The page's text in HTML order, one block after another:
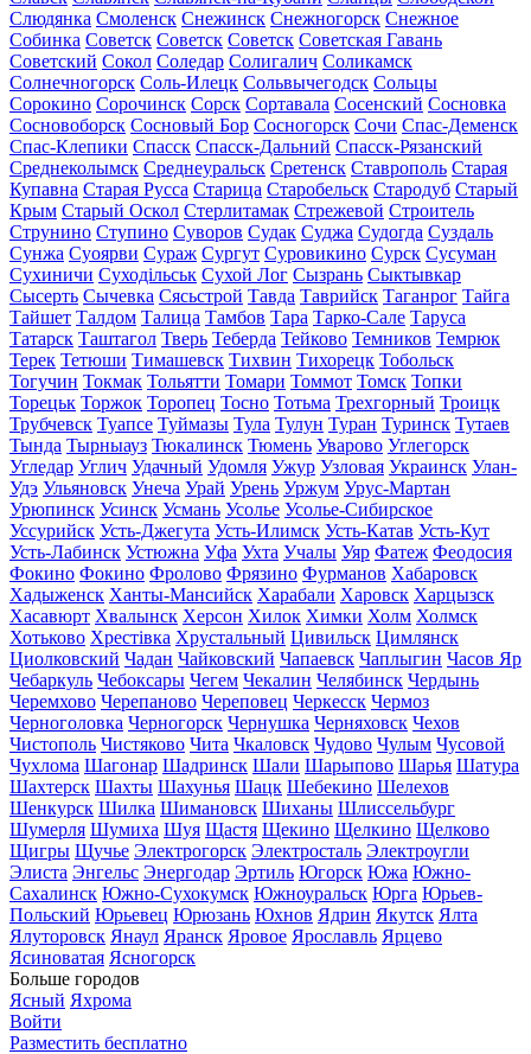
Слюдянка Смоленск Снежинск Снежногорск Снежное
Собинка Советск Советск Советск Советская Гавань
Советский Сокол Соледар Солигалич Соликамск
Солнечногорск Соль-Илецк Сольвычегодск Сольцы
Сорокино Сорочинск Сорск Сортавала Сосенский Сосновка
Сосновоборск Сосновый Бор Сосногорск Сочи Спас-Деменск
Спас-Клепики Спасск Спасск-Дальний Спасск-Рязанский
Среднеколымск Среднеуральск Сретенск Ставрополь Старая
Купавна Старая Русса Старица Старобельск Стародуб Старый
Крым Старый Оскол Стерлитамак Стрежевой Строитель
Струнино Ступино Суворов Судак Суджа Судогда Суздаль
Сунжа Суоярви Сураж Сургут Суровикино Сурск Сусуман
Сухиничи Суходільськ Сухой Лог Сызрань Сыктывкар
Сысерть Сычевка Сясьстрой Тавда Таврийск Таганрог Тайга
Тайшет Талдом Талица Тамбов Тара Тарко-Сале Таруса
Татарск Таштагол Тверь Теберда Тейково Темников Темрюк
Терек Тетюши Тимашевск Тихвин Тихорецк Тобольск
Тогучин Токмак Тольятти Томари Томмот Томск Топки
Торецьк Торжок Торопец Тосно Тотьма Трехгорный Троицк
Трубчевск Туапсе Туймазы Тула Тулун Туран Туринск Тутаев
Тында Тырныауз Тюкалинск Тюмень Уварово Углегорск
Угледар Углич Удачный Удомля Ужур Узловая Украинск Улан-
Удэ Ульяновск Унеча Урай Урень Уржум Урус-Мартан
Урюпинск Усинск Усмань Усолье Усолье-Сибирское
Уссурийск Усть-Джегута Усть-Илимск Усть-Катав Усть-Кут
Усть-Лабинск Устюжна Уфа Ухта Учалы Уяр Фатеж Феодосия
Фокино Фокино Фролово Фрязино Фурманов Хабаровск
Хадыженск Ханты-Мансийск Харабали Харовск Харцызск
Хасавюрт Хвалынск Херсон Хилок Химки Холм Холмск
Хотьково Хрестівка Хрустальный Цивильск Цимлянск
Циолковский Чадан Чайковский Чапаевск Чаплыгин Часов Яр
Чебаркуль Чебоксары Чегем Чекалин Челябинск Чердынь
Черемхово Черепаново Череповец Черкесск Чермоз
Черноголовка Черногорск Чернушка Черняховск Чехов
Чистополь Чистяково Чита Чкаловск Чудово Чулым Чусовой
Чухлома Шагонар Шадринск Шали Шарыпово Шарья Шатура
Шахтерск Шахты Шахунья Шацк Шебекино Шелехов
Шенкурск Шилка Шимановск Шиханы Шлиссельбург
Шумерля Шумиха Шуя Щастя Щекино Щелкино Щелково
Щигры Щучье Электрогорск Электросталь Электроугли
Элиста Энгельс Энергодар Эртиль Югорск Южа Южно-
Сахалинск Южно-Сухокумск Южноуральск Юрга Юрьев-
Польский Юрьевец Юрюзань Юхнов Ядрин Якутск Ялта
Ялуторовск Янаул Яранск Яровое Ярославль Ярцево
Ясиноватая Ясногорск
Больше городов
Ясный Яхрома
Войти
Разместить бесплатно